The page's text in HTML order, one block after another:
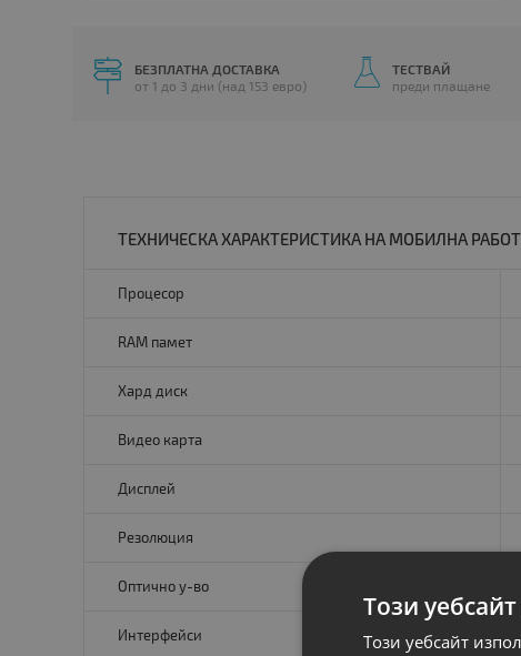
БЕЗПЛАТНА ДОСТАВКА
от 1 до 3 дни (над 153 евро)
ТЕСТВАЙ
преди плащане
ТЕХНИЧЕСКА ХАРАКТЕРИСТИКА НА МОБИЛНА
Процесор
RAM памет
Хард диск
Видео карта
Дисплей
Резолюция
Оптично у-во
Интерфейси
Този
Този уебсайт